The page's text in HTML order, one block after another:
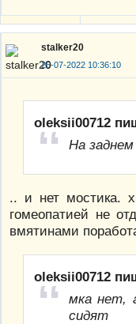
stalker20
26-07-2022 10:36:10
oleksii00712
На
.. и нет мостика.
гомеопатией не
вмятинами
oleksii00712
мка нет,
сидят